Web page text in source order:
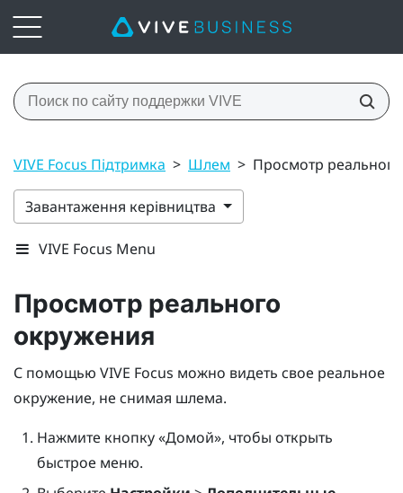
VIVE Focus Підтримка > Шлем > Просмотр
Завантаження керівництва
VIVE Focus Menu
Просмотр реального
окружения
С помощью VIVE Focus можно видеть свое реальное
окружение, не снимая шлема.
Нажмите кнопку «Домой», чтобы открыть
быстрое меню.